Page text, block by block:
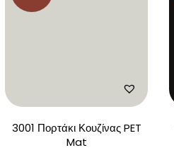
3001 Πορτάκι Κουζίνας PET
Mat